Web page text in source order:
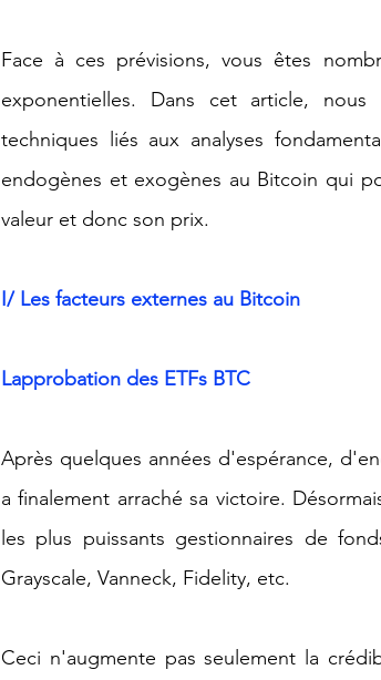
Face à ces prévisions, vous êtes
exponentielles. Dans cet article,
techniques liés aux analyses
endogènes et exogènes au Bitcoin qui
valeur et donc son prix.
I/ Les facteurs externes au Bitcoin
Lapprobation des ETFs BTC
Après quelques années d'espérance,
a finalement arraché sa victoire.
les plus puissants gestionnaires de
Grayscale, Vanneck, Fidelity, etc.
Ceci n'augmente pas seulement la